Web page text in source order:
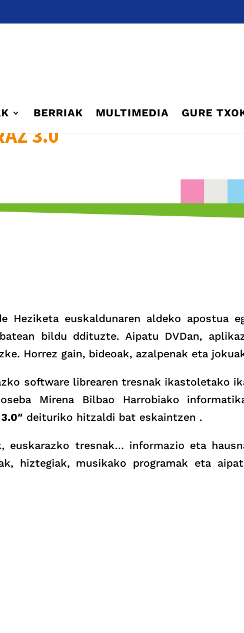
BERRIAK MULTIMEDIA GURE
3.0
Heziketa euskaldunaren aldeko apostua
bildu ddituzte. Aipatu DVDan,
Horrez gain, bideoak, azalpenak eta
software librearen tresnak ikastoletako
Mirena Bilbao Harrobiako
deituriko hitzaldi bat eskaintzen .
euskarazko tresnak… informazio eta
hiztegiak, musikako programak eta